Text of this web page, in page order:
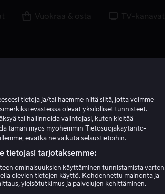
Vuokraa & osta TV-kanavat
Grabinski
tietoja ja/tai haemme niitä siitä, jotta voimme
evästeissä olevat yksilölliset tunnisteet.
tai hallinnoida valintojasi, kuten kieltää
tämän myös myöhemmin Tietosuojakäytäntö-
eivätkä ne vaikuta selaustietoihin.
tietojasi tarjotaksemme:
ominaisuuksien käyttäminen tunnistamista varten.
olevien tietojen käyttö. Kohdennettu mainonta ja
yleisötutkimus ja palvelujen kehittäminen.